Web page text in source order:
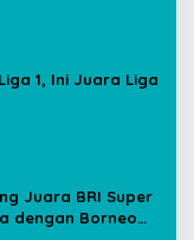
1, Ini Juara Liga
Juara BRI Super
dengan Borneo